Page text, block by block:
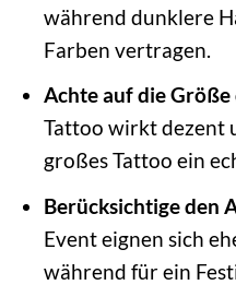
während dunklere
Farben vertragen.
Achte auf die Größe
Tattoo wirkt dezent
großes Tattoo ein
Berücksichtige den
Event eignen sich
während für ein